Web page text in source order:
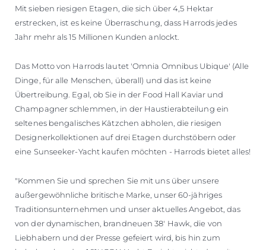
Mit sieben riesigen Etagen, die sich über 4,5 Hektar
erstrecken, ist es keine Überraschung, dass Harrods jedes
Jahr mehr als 15 Millionen Kunden anlockt.
Das Motto von Harrods lautet 'Omnia Omnibus Ubique' (Alle
Dinge, für alle Menschen, überall) und das ist keine
Übertreibung. Egal, ob Sie in der Food Hall Kaviar und
Champagner schlemmen, in der Haustierabteilung ein
seltenes bengalisches Kätzchen abholen, die riesigen
Designerkollektionen auf drei Etagen durchstöbern oder
eine Sunseeker-Yacht kaufen möchten - Harrods bietet alles!
"Kommen Sie und sprechen Sie mit uns über unsere
außergewöhnliche britische Marke, unser 60-jähriges
Traditionsunternehmen und unser aktuelles Angebot, das
von der dynamischen, brandneuen 38' Hawk, die von
Liebhabern und der Presse gefeiert wird, bis hin zum